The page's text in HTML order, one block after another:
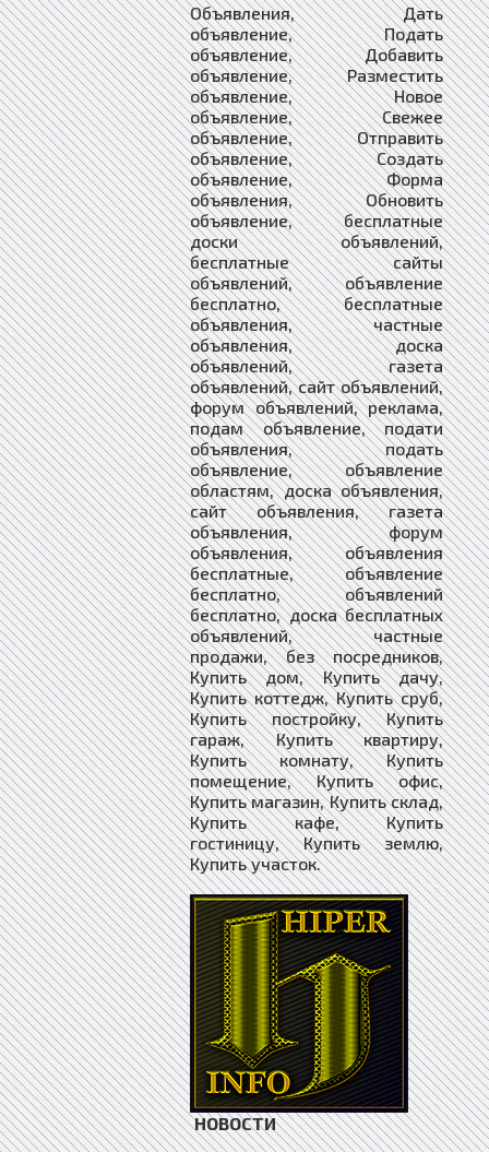
Объявления, Дать
объявление, Подать
объявление, Добавить
объявление, Разместить
объявление, Новое
объявление, Свежее
объявление, Отправить
объявление, Создать
объявление, Форма
объявления, Обновить
объявление, бесплатные
доски объявлений,
бесплатные сайты
объявлений, объявление
бесплатно, бесплатные
объявления, частные
объявления, доска
объявлений, газета
объявлений, сайт объявлений,
форум объявлений, реклама,
подам объявление, подати
объявления, подать
объявление, объявление
областям, доска объявления,
сайт объявления, газета
объявления, форум
объявления, объявления
бесплатные, объявление
бесплатно, объявлений
бесплатно, доска бесплатных
объявлений, частные
продажи, без посредников,
Купить дом, Купить дачу,
Купить коттедж, Купить сруб,
Купить постройку, Купить
гараж, Купить квартиру,
Купить комнату, Купить
помещение, Купить офис,
Купить магазин, Купить склад,
Купить кафе, Купить
гостиницу, Купить землю,
Купить участок.
НОВОСТИ